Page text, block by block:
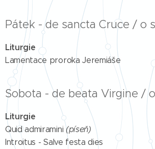
Pátek - de sancta Cruce / o
Liturgie
Lamentace proroka Jeremiáše
Sobota - de beata Virgine /
Liturgie
Quid admiramini (píseň)
Introitus - Salve festa dies